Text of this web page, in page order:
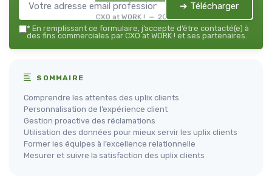
CXO at WORK ! — 2026
➔ Télécharger
* En remplissant ce formulaire, j’accepte d’être contacté(e) à
des fins commerciales par CXO at WORK ! et ses partenaires.
SOMMAIRE
Comprendre les attentes des uplix clients
Personnalisation de l’expérience client
Gestion proactive des réclamations
Utilisation des données pour mieux servir les uplix clients
Former les équipes à l’excellence relationnelle
Mesurer et suivre la satisfaction des uplix clients